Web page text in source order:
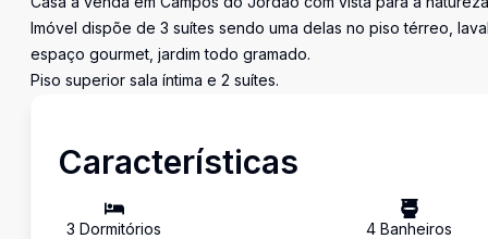
Imóvel dispõe de 3 suítes sendo uma delas no piso térreo,
espaço gourmet, jardim todo gramado.
Piso superior sala íntima e 2 suítes.
Características
3 Dormitórios 4 Banheiros